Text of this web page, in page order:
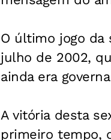
O último jogo da
julho de 2002,
ainda era
A vitória desta
primeiro tempo,